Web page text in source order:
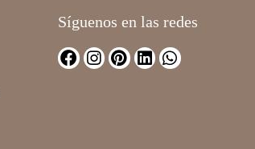
Síguenos en las redes